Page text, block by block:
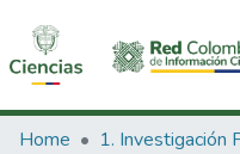
Communities & Collections
Home